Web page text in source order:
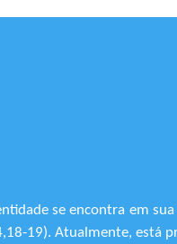
se encontra em
19). Atualmente, está